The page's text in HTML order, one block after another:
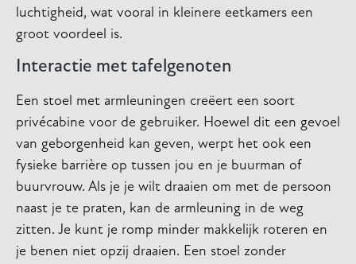
luchtigheid, wat vooral in kleinere eetkamers een
groot voordeel is.
Interactie met tafelgenoten
Een stoel met armleuningen creëert een soort
privécabine voor de gebruiker. Hoewel dit een gevoel
van geborgenheid kan geven, werpt het ook een
fysieke barrière op tussen jou en je buurman of
buurvrouw. Als je je wilt draaien om met de persoon
naast je te praten, kan de armleuning in de weg
zitten. Je kunt je romp minder makkelijk roteren en
je benen niet opzij draaien. Een stoel zonder